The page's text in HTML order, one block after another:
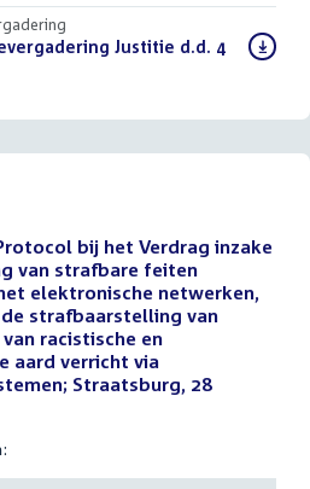
Justitie d.d. 4
bij het Verdrag inzake
van strafbare feiten
elektronische netwerken,
strafbaarstelling van
racistische en
aard verricht via
Straatsburg, 28